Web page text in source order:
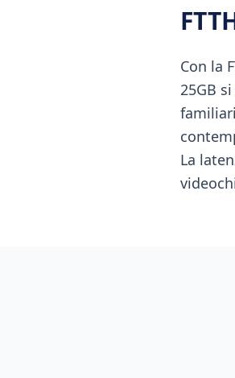
Con la
25GB
La